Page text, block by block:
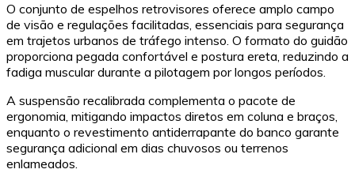
O conjunto de espelhos retrovisores oferece amplo campo
de visão e regulações facilitadas, essenciais para segurança
em trajetos urbanos de tráfego intenso. O formato do guidão
proporciona pegada confortável e postura ereta, reduzindo a
fadiga muscular durante a pilotagem por longos períodos.
A suspensão recalibrada complementa o pacote de
ergonomia, mitigando impactos diretos em coluna e braços,
enquanto o revestimento antiderrapante do banco garante
segurança adicional em dias chuvosos ou terrenos
enlameados.